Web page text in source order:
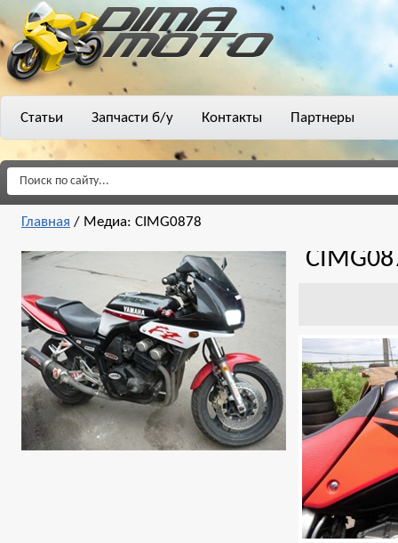
Статьи Запчасти б/у Контакты Партнеры
Главная / Медиа: CIMG0878